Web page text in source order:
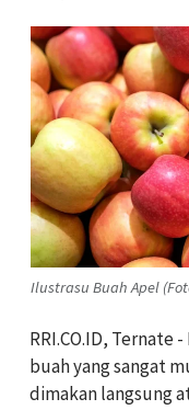
Ilustrasu Buah Apel
RRI.CO.ID, Ternate
buah yang sangat
dimakan langsung